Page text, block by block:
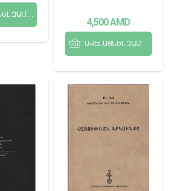
4,500AMD
ԱՎԵԼԱՑՆԵԼ ԶԱՄԲՅՈՒՂ